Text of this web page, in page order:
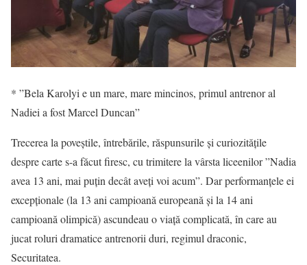
* ”Bela Karolyi e un mare, mare mincinos, primul antrenor al
Nadiei a fost Marcel Duncan”
Trecerea la poveștile, întrebările, răspunsurile și curiozitățile
despre carte s-a făcut firesc, cu trimitere la vârsta liceenilor ”Nadia
avea 13 ani, mai puțin decât aveți voi acum”. Dar performanțele ei
excepționale (la 13 ani campioană europeană și la 14 ani
campioană olimpică) ascundeau o viață complicată, în care au
jucat roluri dramatice antrenorii duri, regimul draconic,
Securitatea.